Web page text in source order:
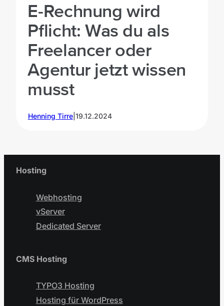
E-Rechnung wird
Pflicht: Was du als
Freelancer oder
Agentur jetzt wissen
musst
Henning Tirre| 19.12.2024
Hosting
Webhosting
vServer
Dedicated Server
CMS Hosting
TYPO3 Hosting
Hosting für WordPress